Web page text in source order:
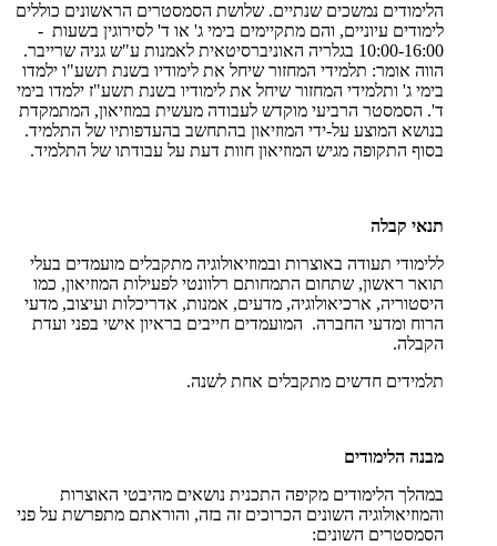
הלימודים נמשכים שנתיים. שלושת הסמסטרים הראשונים כוללים
לימודים עיוניים, והם מתקיימים בימי ג' או ד' לסירוגין בשעות -
10:00-16:00 בגלריה האוניברסיטאית לאמנות ע"ש גניה שרייבר.
הווה אומר: תלמידי המחזור שיחל את לימודיו בשנת תשע"ו ילמדו
בימי ג' ותלמידי המחזור שיחל את לימודיו בשנת תשע"ז ילמדו בימי
ד'. הסמסטר הרביעי מוקדש לעבודה מעשית במוזיאון, המתמקדת
בנושא המוצע על-ידי המוזיאון בהתחשב בהעדפותיו של התלמיד.
בסוף התקופה מגיש המוזיאון חוות דעת על עבודתו של התלמיד.
תנאי קבלה
ללימודי תעודה באוצרות ובמוזיאולוגיה מתקבלים מועמדים בעלי
תואר ראשון, שתחום התמחותם רלוונטי לפעילות המוזיאון, כמו
היסטוריה, ארכיאולוגיה, מדעים, אמנות, אדריכלות ועיצוב, מדעי
הרוח ומדעי החברה. המועמדים חייבים בראיון אישי בפני ועדת
הקבלה.
תלמידים חדשים מתקבלים אחת לשנה.
מבנה הלימודים
במהלך הלימודים מקיפה התכנית נושאים מהיבטי האוצרות
והמוזיאולוגיה השונים הכרוכים זה בזה, והוראתם מתפרשת על פני
הסמסטרים השונים: